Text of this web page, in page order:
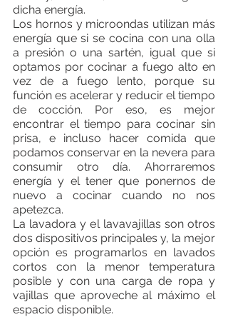
dicha energía.
Los hornos y microondas utilizan más
energía que si se cocina con una olla
a presión o una sartén, igual que si
optamos por cocinar a fuego alto en
vez de a fuego lento, porque su
función es acelerar y reducir el tiempo
de cocción. Por eso, es mejor
encontrar el tiempo para cocinar sin
prisa, e incluso hacer comida que
podamos conservar en la nevera para
consumir otro día. Ahorraremos
energía y el tener que ponernos de
nuevo a cocinar cuando no nos
apetezca.
La lavadora y el lavavajillas son otros
dos dispositivos principales y, la mejor
opción es programarlos en lavados
cortos con la menor temperatura
posible y con una carga de ropa y
vajillas que aproveche al máximo el
espacio disponible.